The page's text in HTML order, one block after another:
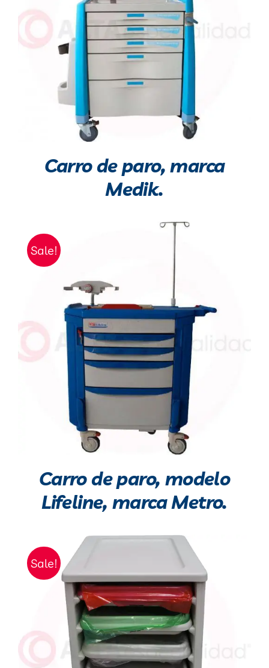
Carro de paro, marca
Medik.
Sale!
Carro de paro, modelo
Lifeline, marca Metro.
Sale!